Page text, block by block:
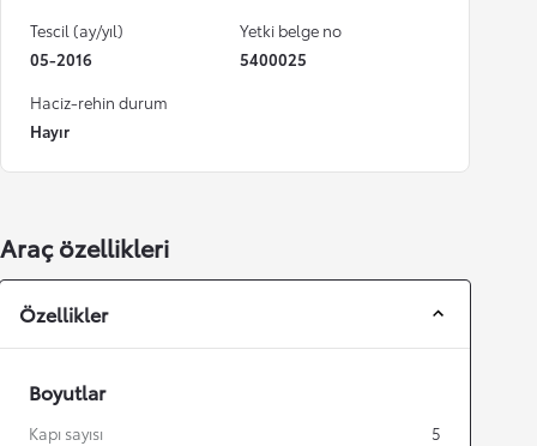
Tescil (ay/yıl)
05-2016
Yetki belge no
5400025
Haciz-rehin durum
Hayır
Araç özellikleri
Özellikler
Boyutlar
Kapı sayısı
5